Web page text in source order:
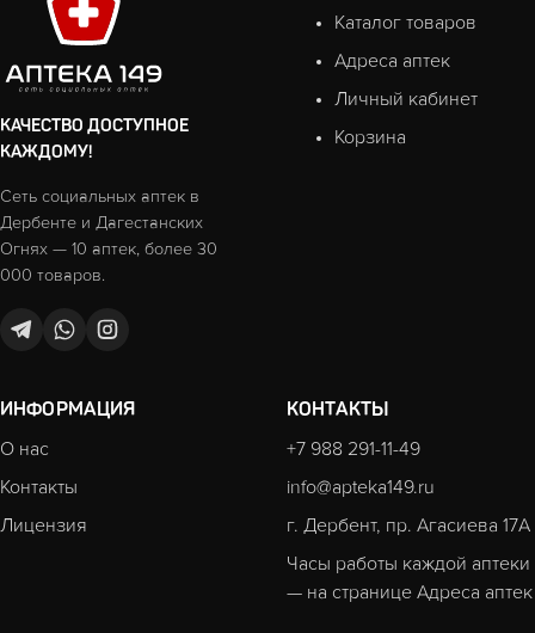
КАЧЕСТВО ДОСТУПНОЕ
КАЖДОМУ!
Сеть социальных аптек в
Дербенте и Дагестанских
Огнях — 10 аптек, более 30
000 товаров.
Каталог товаров
Адреса аптек
Личный кабинет
Корзина
ИНФОРМАЦИЯ
О нас
Контакты
Лицензия
КОНТАКТЫ
+7 988 291-11-49
info@apteka149.ru
г. Дербент, пр. Агасиева 17А
Часы работы каждой аптеки
— на странице Адреса аптек